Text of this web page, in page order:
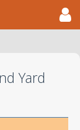
Yard